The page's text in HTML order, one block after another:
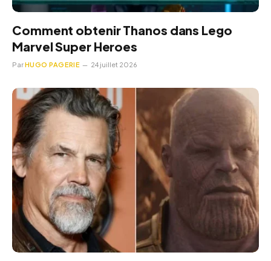
Comment obtenir Thanos dans Lego
Marvel Super Heroes
ParHUGO PAGERIE 24 juillet 2026